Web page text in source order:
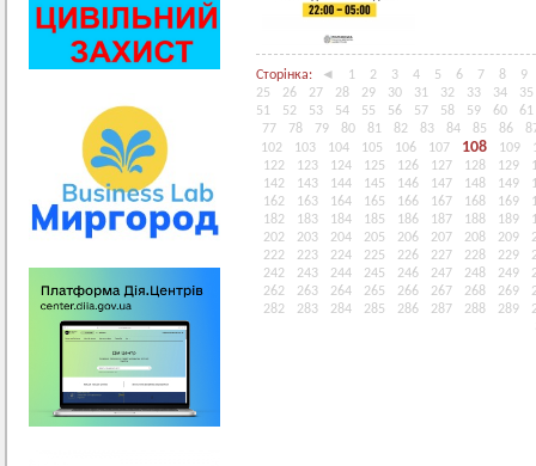
Сторінка: ◄ 1 2 3 4 5 6 7 8
9
25
26 27 28 29 30 31 32 33 34
35
51
52 53 54 55 56 57 58 59 60
61
77
78 79 80 81 82 83 84 85 86
102
103 104 105 106 107 108 109
122
123 124 125 126 127 128 129
142
143 144 145 146 147 148 149
162
163 164 165 166 167 168 169
182
183 184 185 186 187 188 189
202
203 204 205 206 207 208 209
222
223 224 225 226 227 228 229
242
243 244 245 246 247 248 249
262
263 264 265 266 267 268 269
282
283 284 285 286 287 288 289